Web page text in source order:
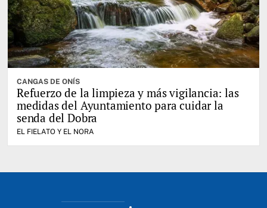
CANGAS DE ONÍS
Refuerzo de la limpieza y más vigilancia: las
medidas del Ayuntamiento para cuidar la
senda del Dobra
EL FIELATO Y EL NORA